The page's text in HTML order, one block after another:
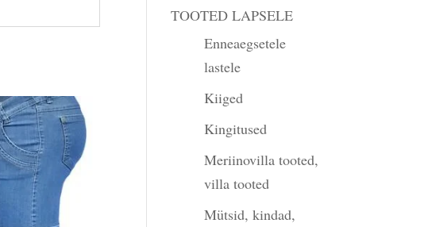
TOOTED LAPSELE
Enneaegsetele
lastele
Kiiged
Kingitused
Meriinovilla tooted,
villa tooted
Mütsid, kindad,